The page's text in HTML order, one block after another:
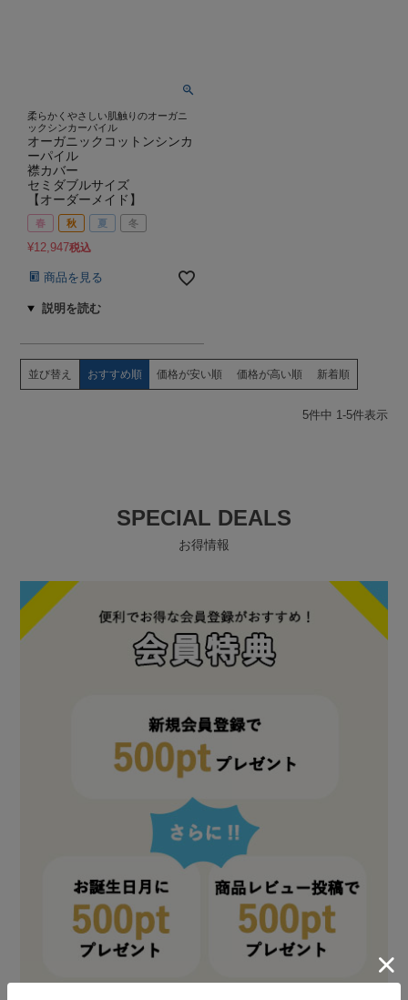
柔らかくやさしい肌触りのオーガニ
ックシンカーパイル
オーガニックコットンシンカ
ーパイル
襟カバー
セミダブルサイズ
【オーダーメイド】
春 秋 夏 冬
¥12,947税込
商品を見る
並び替え おすすめ順 価格が安い順 価格が高い順 新着順
5件中 1-5件表示
SPECIAL DEALS
お得情報